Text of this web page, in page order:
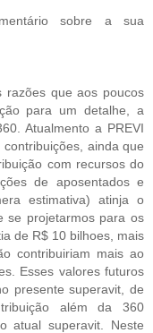
sobre a sua
razões que aos poucos
para um detalhe, a
Atualmento a PREVI
ainda que
com recursos do
de aposentados e
estimativa) atinja o
se projetarmos para os
de R$ 10 bilhoes, mais
contribuiriam mais ao
Esses valores futuros
presente superavit, de
além da 360
atual superavit. Neste